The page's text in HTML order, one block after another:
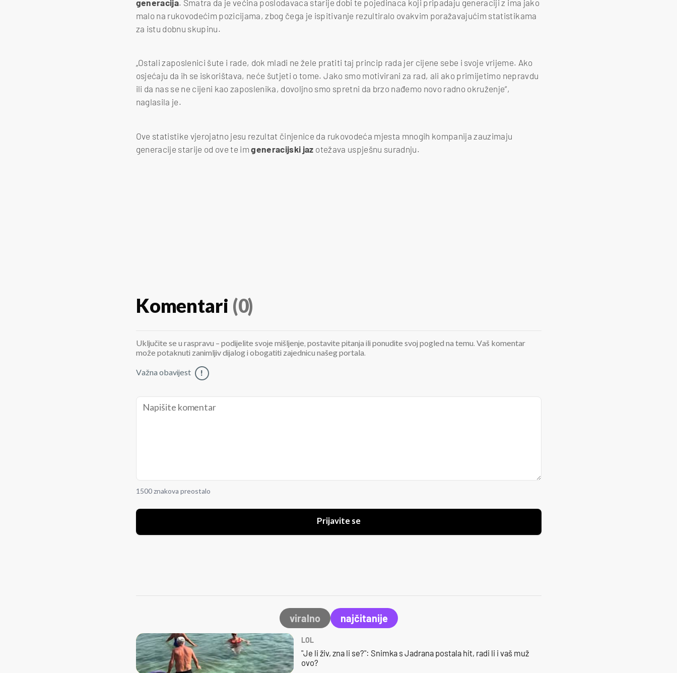
generacija. Smatra da je većina poslodavaca starije dobi te pojedinaca koji pripadaju generaciji z ima jako
malo na rukovodećim pozicijama, zbog čega je ispitivanje rezultiralo ovakvim poražavajućim statistikama
za istu dobnu skupinu.
„Ostali zaposlenici šute i rade, dok mladi ne žele pratiti taj princip rada jer cijene sebe i svoje vrijeme. Ako
osjećaju da ih se iskorištava, neće šutjeti o tome. Jako smo motivirani za rad, ali ako primijetimo nepravdu
ili da nas se ne cijeni kao zaposlenika, dovoljno smo spretni da brzo nađemo novo radno okruženje“,
naglasila je.
Ove statistike vjerojatno jesu rezultat činjenice da rukovodeća mjesta mnogih kompanija zauzimaju
generacije starije od ove te imgeneracijski jaz otežava uspješnu suradnju.
Komentari (0)
Uključite se u raspravu – podijelite svoje mišljenje, postavite pitanja ili ponudite svoj pogled na temu. Vaš komentar
može potaknuti zanimljiv dijalog i obogatiti zajednicu našeg portala.
Važna obavijest !
1500 znakova preostalo
Prijavite se
viralno najčitanije
LOL
"Je li živ, zna li se?": Snimka s Jadrana postala hit, radi li i vaš muž
ovo?